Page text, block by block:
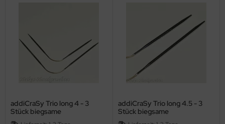
addiCraSy Trio long 4 - 3
Stück biegsame
Strumpfstricknadeln
addiCraSy Trio long 4.5 - 3
Stück biegsame
Strumpfstricknadeln